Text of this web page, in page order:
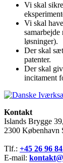
Vi skal
Vi skal
løsninger).
Der skal
patenter.
Der skal
incitament
Kontakt
Islands Brygge
2300 København
Tlf.: +45 26 96
E-mail: